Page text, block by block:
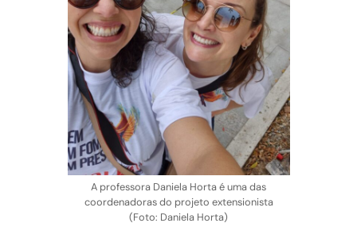
A professora Daniela Horta é uma das
coordenadoras do projeto extensionista
(Foto: Daniela Horta)